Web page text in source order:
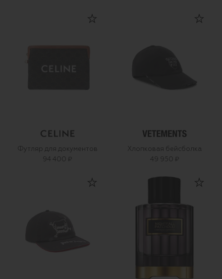
Футляр для документов
94 400 ₽
Хлопковая бейсболка
49 950 ₽